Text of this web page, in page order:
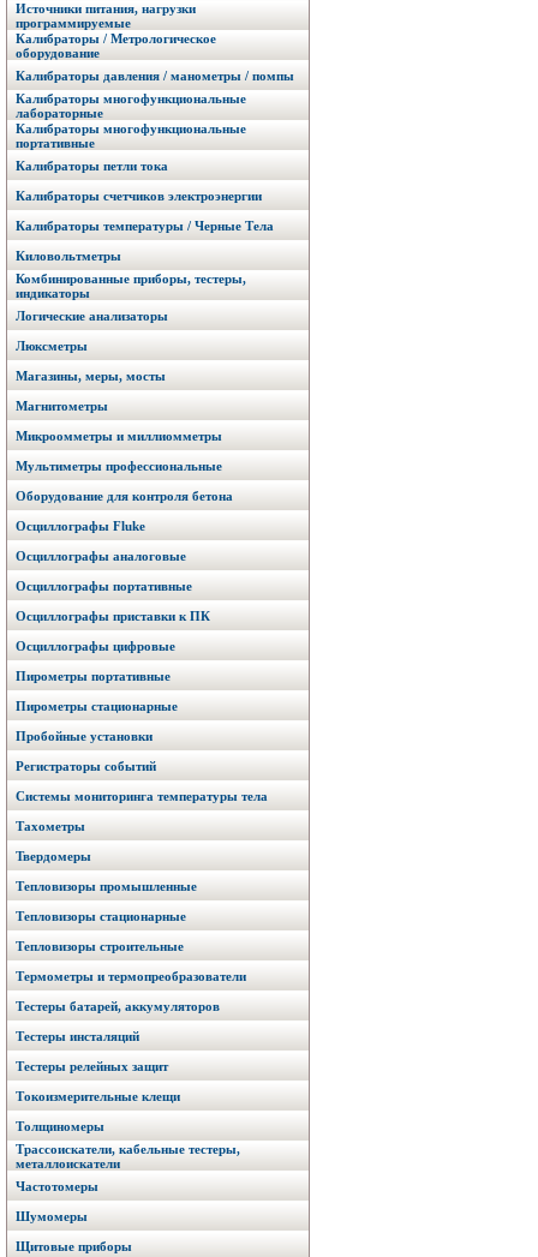
Источники питания, нагрузки
программируемые
Калибраторы / Метрологическое
оборудование
Калибраторы давления / манометры / помпы
Калибраторы многофункциональные
лабораторные
Калибраторы многофункциональные
портативные
Калибраторы петли тока
Калибраторы счетчиков электроэнергии
Калибраторы температуры / Черные Тела
Киловольтметры
Комбинированные приборы, тестеры,
индикаторы
Логические анализаторы
Люксметры
Магазины, меры, мосты
Магнитометры
Микроомметры и миллиомметры
Мультиметры профессиональные
Оборудование для контроля бетона
Осциллографы Fluke
Осциллографы аналоговые
Осциллографы портативные
Осциллографы приставки к ПК
Осциллографы цифровые
Пирометры портативные
Пирометры стационарные
Пробойные установки
Регистраторы событий
Системы мониторинга температуры тела
Тахометры
Твердомеры
Тепловизоры промышленные
Тепловизоры стационарные
Тепловизоры строительные
Термометры и термопреобразователи
Тестеры батарей, аккумуляторов
Тестеры инсталяций
Тестеры релейных защит
Токоизмерительные клещи
Толщиномеры
Трассоискатели, кабельные тестеры,
металлоискатели
Частотомеры
Шумомеры
Щитовые приборы